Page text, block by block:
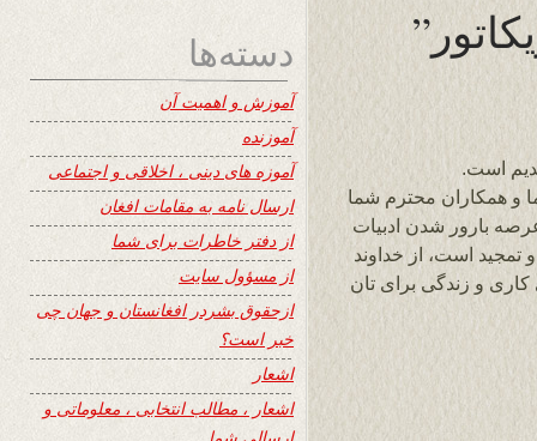
است.
و همکاران محترم شما
بارور شدن ادبیات
است، از خداوند
و زندگی برای تان
دسته‌ها
آموزش و اهمیت آن
آموزنده
آموزه های دینی ، اخلاقی و اجتماعی
ارسال نامه به مقامات افغان
از دفتر خاطرات برای شما
از مسؤول سایت
ازحقوق بشردر افغانستان و جهان چی
خبر است؟
اشعار
اشعار ، مطالب انتخابی ، معلوماتی و